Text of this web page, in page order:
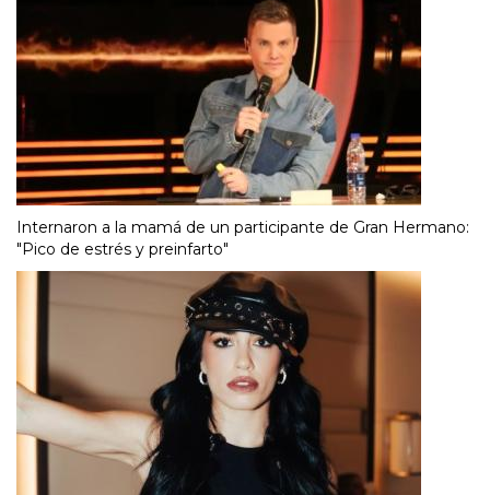
Internaron a la mamá de un participante de Gran Hermano:
"Pico de estrés y preinfarto"